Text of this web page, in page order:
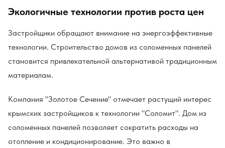
Экологичные технологии против роста цен
Застройщики обращают внимание на энергоэффективные
технологии. Строительство домов из соломенных панелей
становится привлекательной альтернативой традиционным
материалам.
Компания "Золотое Сечение" отмечает растущий интерес
крымских застройщиков к технологии "Соломит". Дом из
соломенных панелей позволяет сократить расходы на
отопление и кондиционирование. Это важно в